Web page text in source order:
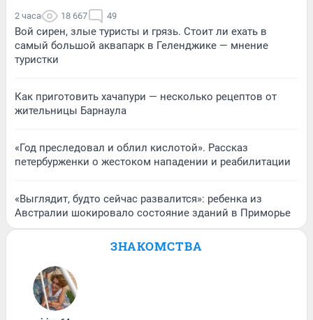
2 часа 18 667 49
Вой сирен, злые туристы и грязь. Стоит ли ехать в
самый большой аквапарк в Геленджике — мнение
туристки
Как приготовить хачапури — несколько рецептов от
жительницы Барнаула
«Год преследовал и облил кислотой». Рассказ
петербурженки о жестоком нападении и реабилитации
«Выглядит, будто сейчас развалится»: ребенка из
Австралии шокировало состояние зданий в Приморье
ЗНАКОМСТВА